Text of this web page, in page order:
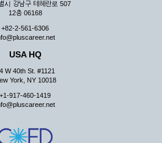
시 강남구 테헤란로 507
12층 06168
+82-2-561-6306
USA HQ
W 40th St. #1121
York, NY 10018
+1-917-460-1419